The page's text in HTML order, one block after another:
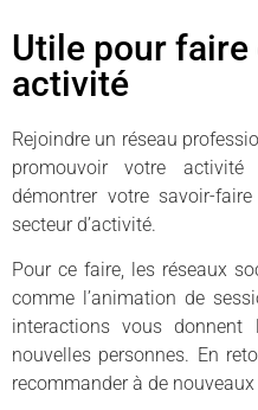
Utile pour
activité
Rejoindre un réseau
promouvoir votre
démontrer votre savoir-
secteur d’activité.
Pour ce faire, les réseaux
comme l’animation de
interactions vous donnent
nouvelles personnes. En
recommander à de